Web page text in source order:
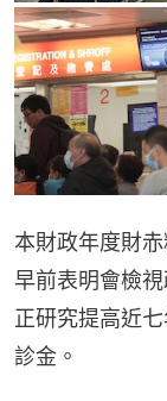
本財政年度財
早前表明會檢
正研究提高近
診金。